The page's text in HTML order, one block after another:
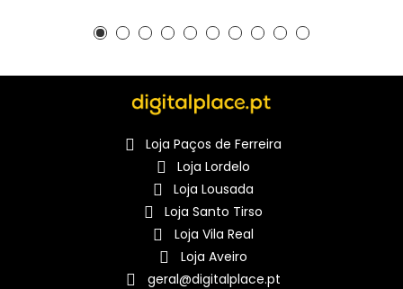
Loja Paços de Ferreira
Loja Lordelo
Loja Lousada
Loja Santo Tirso
Loja Vila Real
Loja Aveiro
geral@digitalplace.pt